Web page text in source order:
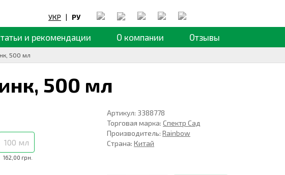
УКР | РУ
и рекомендации О компании Отзывы
500 мл
500 мл
162,00 грн.
100 мл
Артикул: 3388778
Торговая марка:Спектр Сад
Производитель:Rainbow
Страна:Китай